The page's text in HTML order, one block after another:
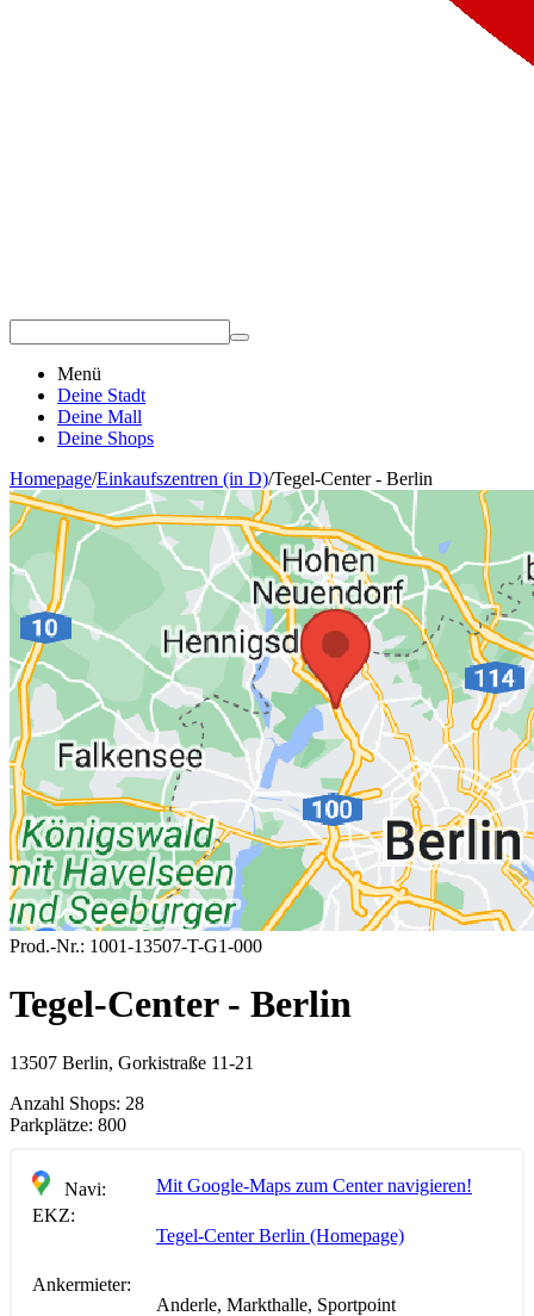
Menü
Deine Stadt
Deine Mall
Deine Shops
Homepage/Einkaufszentren (in D)/Tegel-Center - Berlin
Prod.-Nr.: 1001-13507-T-G1-000
Tegel-Center - Berlin
13507 Berlin, Gorkistraße 11-21
Anzahl Shops: 28
Parkplätze: 800
Navi:
Mit Google-Maps zum Center navigieren!
EKZ:
Tegel-Center Berlin (Homepage)
Ankermieter:
Anderle, Markthalle, Sportpoint